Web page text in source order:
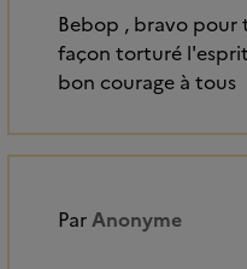
Bebop , bravo pour
façon torturé
bon courage à tous
ParAnonyme